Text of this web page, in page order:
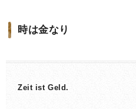
時は金なり
Zeit ist Geld.